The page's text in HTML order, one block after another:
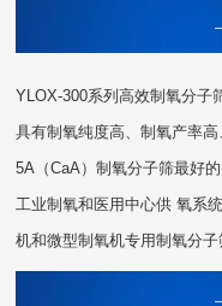
YLOX-300系列高效制氧分子
具有制氧纯度高、制氧产率
5A（CaA）制氧分子筛最好
工业制氧和医用中心供 氧系
机和微型制氧机专用制氧分子